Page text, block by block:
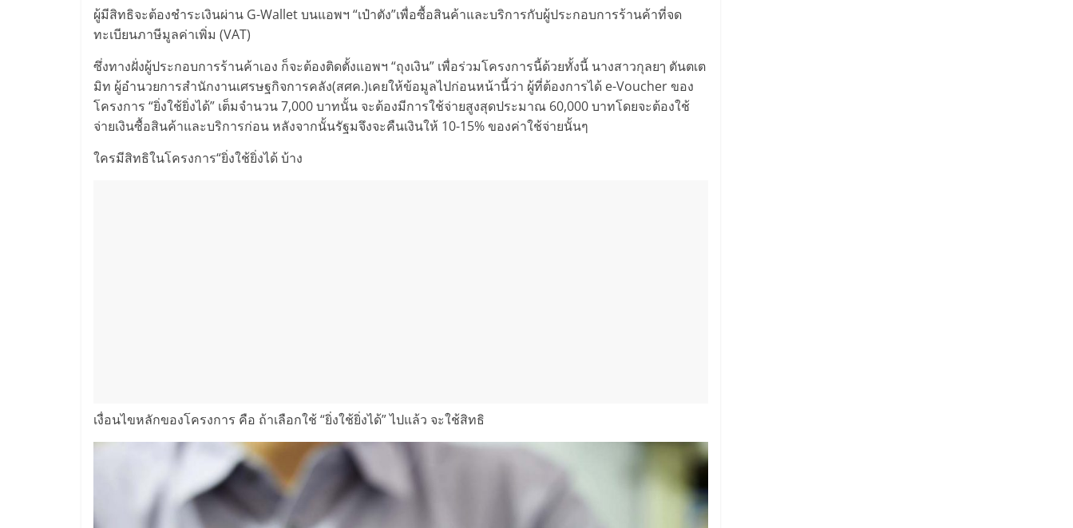
ผู้มีสิทธิจะต้องชำระเงินผ่าน G-Wallet บนแอพฯ “เป๋าตัง”เพื่อซื้อสินค้าและบริการกับผู้ประกอบการร้านค้าที่จด
ทะเบียนภาษีมูลค่าเพิ่ม (VAT)
ซึ่งทางฝั่งผู้ประกอบการร้านค้าเอง ก็จะต้องติดตั้งแอพฯ “ถุงเงิน” เพื่อร่วมโครงการนี้ด้วยทั้งนี้ นางสาวกุลยๅ ตันตเต
มิท ผู้อำนวยการสำนักงานเศรษฐกิจการคลัง(สศค.)เคยให้ข้อมูลไปก่อนหน้านี้ว่า ผู้ที่ต้องการได้ e-Voucher ของ
โครงการ “ยิ่งใช้ยิ่งได้” เต็มจำนวน 7,000 บาทนั้น จะต้องมีการใช้จ่ายสูงสุดประมาณ 60,000 บาทโดยจะต้องใช้
จ่ายเงินซื้อสินค้าและบริการก่อน หลังจากนั้นรัฐมจึงจะคืนเงินให้ 10-15% ของค่าใช้จ่ายนั้นๆ
ใครมีสิทธิในโครงการ“ยิ่งใช้ยิ่งได้ บ้าง
เงื่อนไขหลักของโครงการ คือ ถ้าเลือกใช้ “ยิ่งใช้ยิ่งได้” ไปแล้ว จะใช้สิทธิ